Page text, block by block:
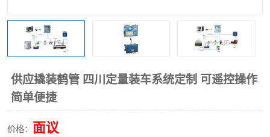
供应撬装鹤管 四川定量装车系统定制 可遥控操作
简单便捷
价格： 面议